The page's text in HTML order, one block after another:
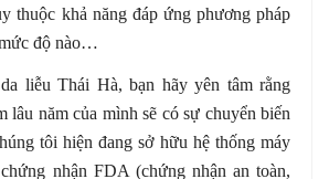
thuộc khả năng đáp ứng phương pháp
độ nào…
liễu Thái Hà, bạn hãy yên tâm rằng
lâu năm của mình sẽ có sự chuyển biến
tôi hiện đang sở hữu hệ thống máy
nhận FDA (chứng nhận an toàn,